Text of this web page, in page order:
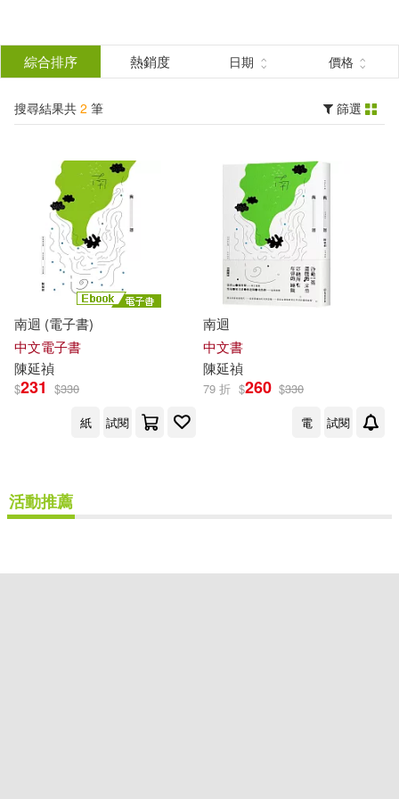
結
分類 (單選)
所有商品(2) 圖書(1)
電子書(1)
作者 (可複選)
陳延禎(2)
(可複選)
綜合排序 熱銷度 日期 價格
搜尋結果共 2 筆 篩選
南迴 (電子書)
中文電子書
陳延禎
$231 $330
紙
試閱
南迴
中文書
陳延禎
79 折 $260 $330
電
試閱
活動推薦